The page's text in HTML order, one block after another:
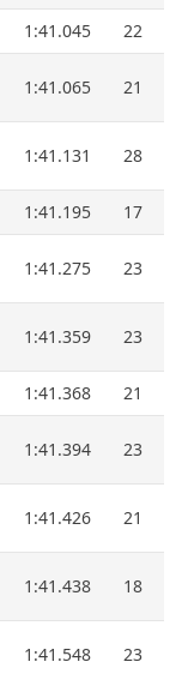
1:41.045 22
1:41.065 21
1:41.131 28
1:41.195 17
1:41.275 23
1:41.359 23
1:41.368 21
1:41.394 23
1:41.426 21
1:41.438 18
1:41.548 23